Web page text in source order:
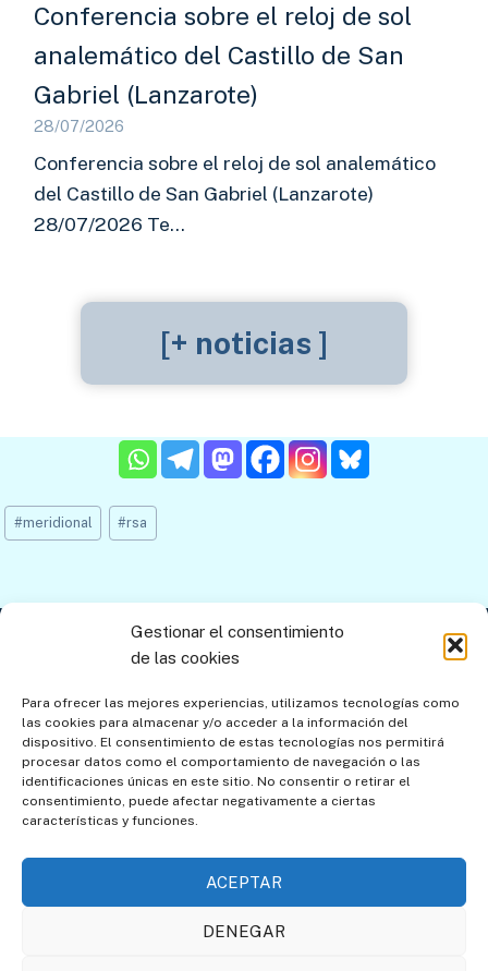
Gestionar el consentimiento
de las cookies
Para ofrecer las mejores experiencias, utilizamos tecnologías como
las cookies para almacenar y/o acceder a la información del
dispositivo. El consentimiento de estas tecnologías nos permitirá
procesar datos como el comportamiento de navegación o las
identificaciones únicas en este sitio. No consentir o retirar el
consentimiento, puede afectar negativamente a ciertas
características y funciones.
ACEPTAR
DENEGAR
Conferencia sobre el reloj de sol
analemático del Castillo de San
Gabriel (Lanzarote)
28/07/2026
Conferencia sobre el reloj de sol analemático
del Castillo de San Gabriel (Lanzarote)
28/07/2026 Te…
[+ noticias ]
Etiquetas
de
#meridional #rsa
Aviso legal
Política de cookies Mapa del sitio
Política de cookies (UE)